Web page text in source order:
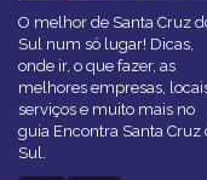
O melhor de Santa Cruz
Sul num só lugar! Dicas,
onde ir, o que fazer, as
melhores empresas,
serviços e muito mais no
guia Encontra Santa Cruz
Sul.